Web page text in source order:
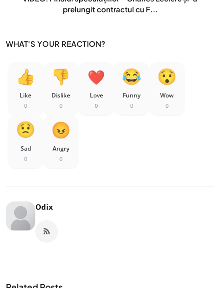
prelungit contractul cu F...
WHAT'S YOUR REACTION?
Like
0
Dislike
0
Love
0
Funny
0
Wow
0
Sad
0
Angry
0
Odix